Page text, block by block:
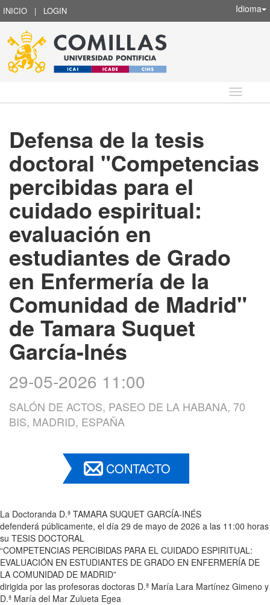
INICIO | LOGIN Idioma
Idioma
Defensa de la tesis
doctoral "Competencias
percibidas para el
cuidado espiritual:
evaluación en
estudiantes de Grado
en Enfermería de la
Comunidad de Madrid"
de Tamara Suquet
García-Inés
29-05-2026 11:00
SALÓN DE ACTOS, PASEO DE LA HABANA, 70
BIS, MADRID, ESPAÑA
CONTACTO
La Doctoranda D.ª TAMARA SUQUET GARCÍA-INÉS
defenderá públicamente, el día 29 de mayo de 2026 a las 11:00 horas
su TESIS DOCTORAL
“COMPETENCIAS PERCIBIDAS PARA EL CUIDADO ESPIRITUAL:
EVALUACIÓN EN ESTUDIANTES DE GRADO EN ENFERMERÍA DE
LA COMUNIDAD DE MADRID”
dirigida por las profesoras doctoras D.ª María Lara Martínez Gimeno y
D.ª María del Mar Zulueta Egea